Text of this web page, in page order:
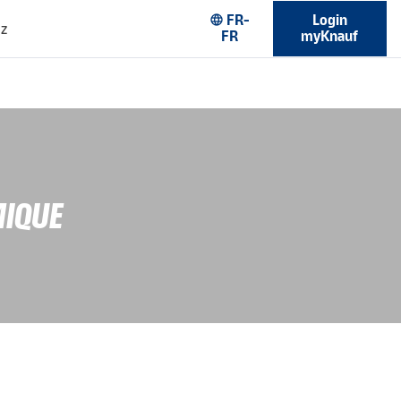
language FR-
FR
Login
myKnauf